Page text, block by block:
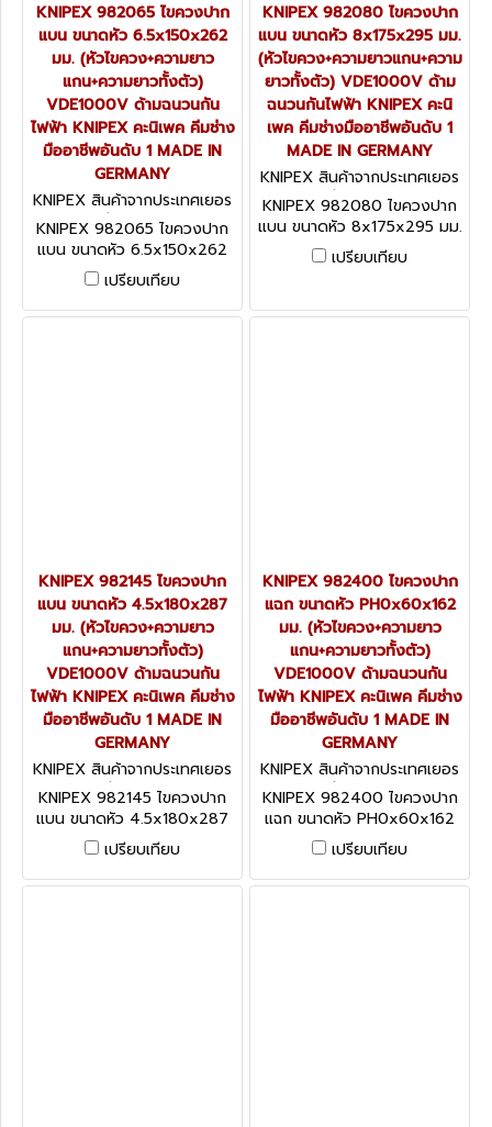
KNIPEX 982065 ไขควงปาก
แบน ขนาดหัว 6.5x150x262
มม. (หัวไขควง+ความยาว
แกน+ความยาวทั้งตัว)
VDE1000V ด้ามฉนวนกัน
ไฟฟ้า KNIPEX คะนิเพค คีมช่าง
มืออาชีพอันดับ 1 MADE IN
GERMANY
KNIPEX สินค้าจากประเทศเยอร
มนี 982065
KNIPEX 982065 ไขควงปาก
แบน ขนาดหัว 6.5x150x262
มม. (หัวไขควง+ความยาว
แกน+ความยาวทั้งตัว)
VDE1000V ด้ามฉนวนกันไฟฟ้า
เปรียบเทียบ
KNIPEX 982080 ไขควงปาก
แบน ขนาดหัว 8x175x295 มม.
(หัวไขควง+ความยาวแกน+ความ
ยาวทั้งตัว) VDE1000V ด้าม
ฉนวนกันไฟฟ้า KNIPEX คะนิ
เพค คีมช่างมืออาชีพอันดับ 1
MADE IN GERMANY
KNIPEX สินค้าจากประเทศเยอร
มนี 982080
KNIPEX 982080 ไขควงปาก
แบน ขนาดหัว 8x175x295 มม.
(หัวไขควง+ความยาวแกน+ความ
ยาวทั้งตัว) VDE1000V ด้าม
เพค คีมช่างมืออาชีพอันดับ 1
เปรียบเทียบ
KNIPEX 982145 ไขควงปาก
แบน ขนาดหัว 4.5x180x287
มม. (หัวไขควง+ความยาว
แกน+ความยาวทั้งตัว)
VDE1000V ด้ามฉนวนกัน
ไฟฟ้า KNIPEX คะนิเพค คีมช่าง
มืออาชีพอันดับ 1 MADE IN
GERMANY
KNIPEX สินค้าจากประเทศเยอร
มนี 982145
KNIPEX 982145 ไขควงปาก
แบน ขนาดหัว 4.5x180x287
มม. (หัวไขควง+ความยาว
แกน+ความยาวทั้งตัว)
VDE1000V ด้ามฉนวนกันไฟฟ้า
เปรียบเทียบ
KNIPEX 982400 ไขควงปาก
แฉก ขนาดหัว PH0x60x162
มม. (หัวไขควง+ความยาว
แกน+ความยาวทั้งตัว)
VDE1000V ด้ามฉนวนกัน
ไฟฟ้า KNIPEX คะนิเพค คีมช่าง
มืออาชีพอันดับ 1 MADE IN
GERMANY
KNIPEX สินค้าจากประเทศเยอร
มนี 982400
KNIPEX 982400 ไขควงปาก
แฉก ขนาดหัว PH0x60x162
มม. (หัวไขควง+ความยาว
แกน+ความยาวทั้งตัว)
VDE1000V ด้ามฉนวนกันไฟฟ้า
เปรียบเทียบ